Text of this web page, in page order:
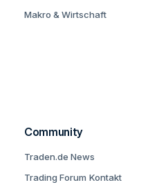
Makro & Wirtschaft
Community
Traden.de News
Trading Forum Kontakt